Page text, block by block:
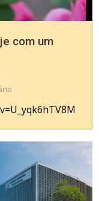
com um